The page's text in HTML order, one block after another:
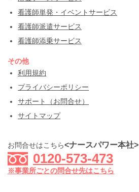
看護師単発・イベントサービス
看護師派遣サービス
看護師添乗サービス
その他
利用規約
プライバシーポリシー
サポート（お問合せ）
サイトマップ
お問合せはこちら<ナースパワー本社>
0120-573-473
※事業所ごとの問合せ先はこちら